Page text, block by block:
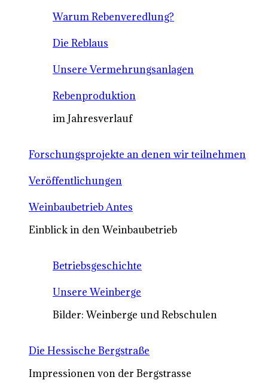
Warum Rebenveredlung?
Die Reblaus
Unsere Vermehrungsanlagen
Rebenproduktion
im Jahresverlauf
Forschungsprojekte an denen wir teilnehmen
Veröffentlichungen
Weinbaubetrieb Antes
Einblick in den Weinbaubetrieb
Betriebsgeschichte
Unsere Weinberge
Bilder: Weinberge und Rebschulen
Die Hessische Bergstraße
Impressionen von der Bergstrasse